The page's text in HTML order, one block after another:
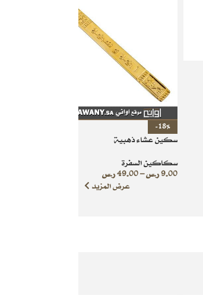
-18%
سكين عشاء ذهبية
سكاكين السفرة
9.00ر.س–
49.00ر.س
عرض المزيد